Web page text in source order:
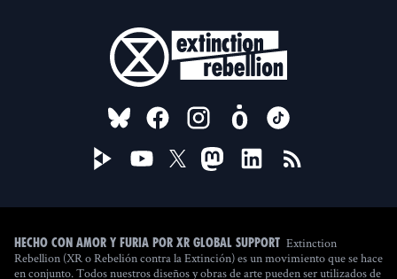
FOLLOW US ON
Hecho con amor y furia por XR Global Support Extinction
Rebellion (XR o Rebelión contra la Extinción) es un movimiento que se hace
en conjunto. Todos nuestros diseños y obras de arte pueden ser utilizados de